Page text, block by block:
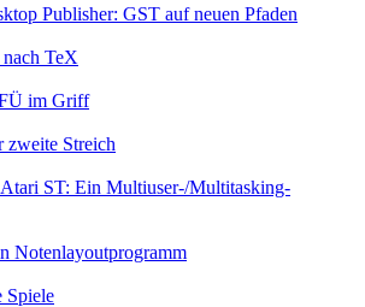
Publisher: GST auf neuen Pfaden
TeX
im Griff
zweite Streich
ST: Ein Multiuser-/Multitasking-
Notenlayoutprogramm
Spiele